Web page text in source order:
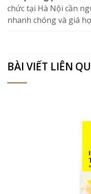
chức tại Hà Nội cần
nhanh chóng và giá
BÀI VIẾT LIÊN